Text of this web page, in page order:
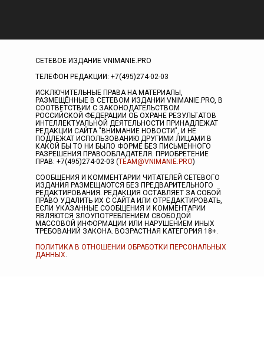
СЕТЕВОЕ ИЗДАНИЕ VNIMANIE.PRO
ТЕЛЕФОН РЕДАКЦИИ: +7(495)274-02-03
ИСКЛЮЧИТЕЛЬНЫЕ ПРАВА НА МАТЕРИАЛЫ,
РАЗМЕЩЁННЫЕ В СЕТЕВОМ ИЗДАНИИ VNIMANIE.PRO, В
СООТВЕТСТВИИ С ЗАКОНОДАТЕЛЬСТВОМ
РОССИЙСКОЙ ФЕДЕРАЦИИ ОБ ОХРАНЕ РЕЗУЛЬТАТОВ
ИНТЕЛЛЕКТУАЛЬНОЙ ДЕЯТЕЛЬНОСТИ ПРИНАДЛЕЖАТ
РЕДАКЦИИ САЙТА "ВНИМАНИЕ НОВОСТИ", И НЕ
ПОДЛЕЖАТ ИСПОЛЬЗОВАНИЮ ДРУГИМИ ЛИЦАМИ В
КАКОЙ БЫ ТО НИ БЫЛО ФОРМЕ БЕЗ ПИСЬМЕННОГО
РАЗРЕШЕНИЯ ПРАВООБЛАДАТЕЛЯ. ПРИОБРЕТЕНИЕ
ПРАВ: +7(495)274-02-03 (TEAM@VNIMANIE.PRO)
СООБЩЕНИЯ И КОММЕНТАРИИ ЧИТАТЕЛЕЙ СЕТЕВОГО
ИЗДАНИЯ РАЗМЕЩАЮТСЯ БЕЗ ПРЕДВАРИТЕЛЬНОГО
РЕДАКТИРОВАНИЯ. РЕДАКЦИЯ ОСТАВЛЯЕТ ЗА СОБОЙ
ПРАВО УДАЛИТЬ ИХ С САЙТА ИЛИ ОТРЕДАКТИРОВАТЬ,
ЕСЛИ УКАЗАННЫЕ СООБЩЕНИЯ И КОММЕНТАРИИ
ЯВЛЯЮТСЯ ЗЛОУПОТРЕБЛЕНИЕМ СВОБОДОЙ
МАССОВОЙ ИНФОРМАЦИИ ИЛИ НАРУШЕНИЕМ ИНЫХ
ТРЕБОВАНИЙ ЗАКОНА. ВОЗРАСТНАЯ КАТЕГОРИЯ 18+.
ПОЛИТИКА В ОТНОШЕНИИ ОБРАБОТКИ ПЕРСОНАЛЬНЫХ
ДАННЫХ